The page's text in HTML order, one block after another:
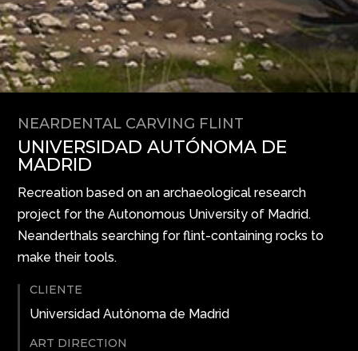
NEARDENTAL CARVING FLINT
UNIVERSIDAD AUTÓNOMA DE
MADRID
Recreation based on an archaeological research
project for the Autonomous University of Madrid.
Neanderthals searching for flint-containing rocks to
make their tools.
CLIENTE
Universidad Autónoma de Madrid
ART DIRECTION